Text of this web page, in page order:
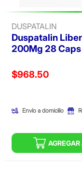
DUSPATALIN
Duspatalin
200Mg 28 Caps
Precio reducido de
$968.50
Envío a domicilio